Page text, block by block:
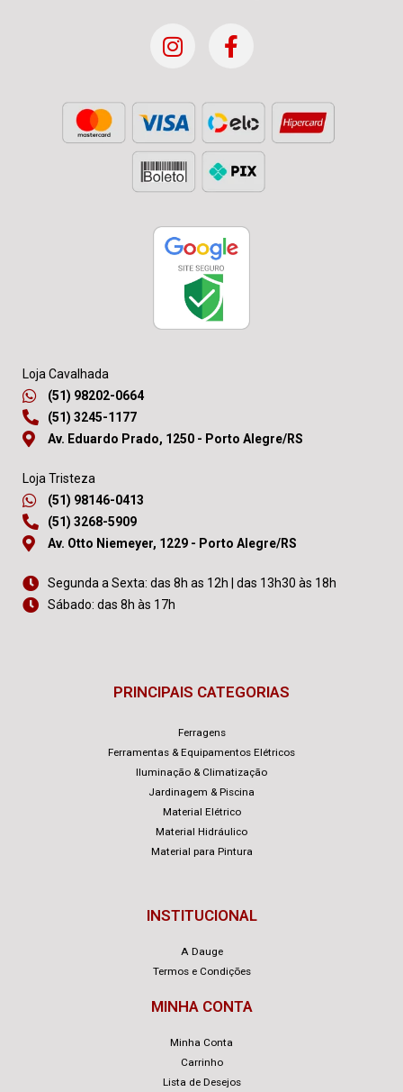
Loja Cavalhada
(51) 98202-0664
(51) 3245-1177
Av. Eduardo Prado, 1250 - Porto Alegre/RS
Loja Tristeza
(51) 98146-0413
(51) 3268-5909
Av. Otto Niemeyer, 1229 - Porto Alegre/RS
Segunda a Sexta: das 8h as 12h | das 13h30 às 18h
Sábado: das 8h às 17h
PRINCIPAIS CATEGORIAS
Ferragens
Ferramentas & Equipamentos Elétricos
Iluminação & Climatização
Jardinagem & Piscina
Material Elétrico
Material Hidráulico
Material para Pintura
INSTITUCIONAL
A Dauge
Termos e Condições
MINHA CONTA
Minha Conta
Carrinho
Lista de Desejos